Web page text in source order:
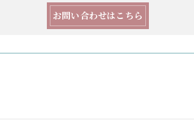
お問い合わせはこちら